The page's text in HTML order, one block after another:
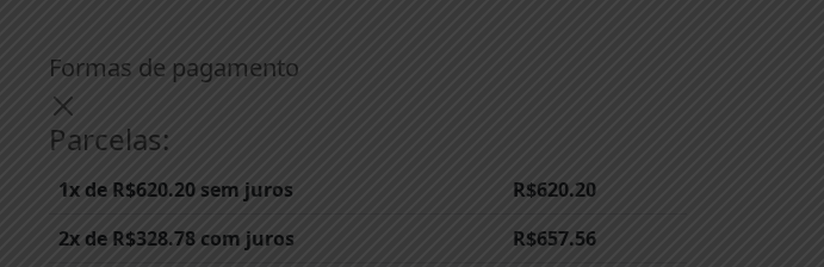
Formas de pagamento
Parcelas:
1x de R$620.20sem juros R$620.20
2x de R$328.78 com juros R$657.56